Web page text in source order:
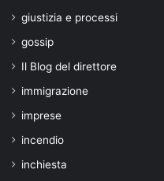
giustizia e processi
gossip
Il Blog del direttore
immigrazione
imprese
incendio
inchiesta